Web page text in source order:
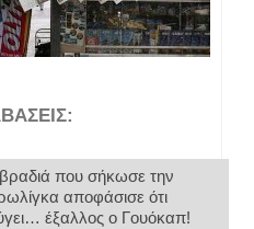
που σήκωσε την
αποφάσισε ότι
έξαλλος ο Γουόκαπ!